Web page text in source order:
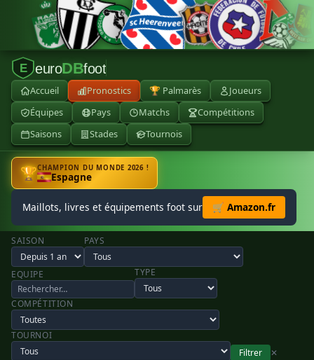
E euroDBfoot
Accueil Pronostics 🏆 Palmarès
Joueurs
Équipes
Pays Matchs
Compétitions
Saisons
Stades Tournois
🏆CHAMPION DU MONDE 2026 !
Espagne
Maillots, livres et équipements foot sur 🛒 Amazon.fr
SAISON PAYS
EQUIPE TYPE
COMPÉTITION
TOURNOI
Filtrer
✕